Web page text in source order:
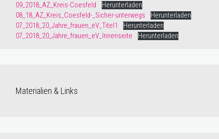
09_2018_AZ_Kreis-Coesfeld
Herunterladen
08_18_AZ_Kreis_Coesfeld-_Sicher-unterwegs
Herunterladen
07_2018_20_Jahre_frauen_eV_Titel1
Herunterladen
07_2018_20_Jahre_frauen_eV_Innenseite
Herunterladen
Materialien & Links